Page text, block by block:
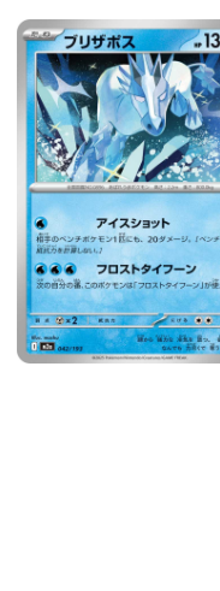
ミラー仕様のカード